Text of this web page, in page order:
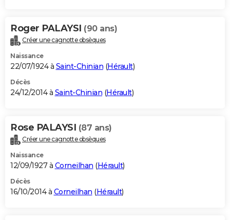
Roger PALAYSI (90 ans)
Créer une cagnotte obsèques
Naissance
22/07/1924 à Saint-Chinian (Hérault)
Décès
24/12/2014 à Saint-Chinian (Hérault)
Rose PALAYSI (87 ans)
Créer une cagnotte obsèques
Naissance
12/09/1927 à Corneilhan (Hérault)
Décès
16/10/2014 à Corneilhan (Hérault)